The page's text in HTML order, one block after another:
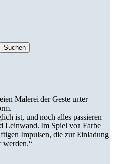
Malerei der Geste unter
ist, und noch alles passieren
Leinwand. Im Spiel von Farbe
Impulsen, die zur Einladung
werden.“